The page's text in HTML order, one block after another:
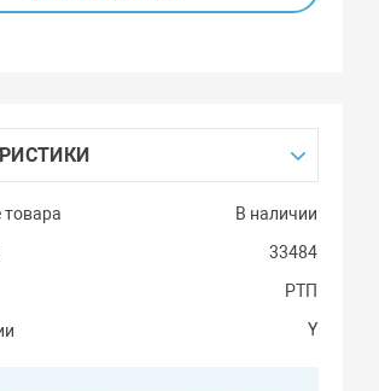
товара В наличии
33484
РТП
Y